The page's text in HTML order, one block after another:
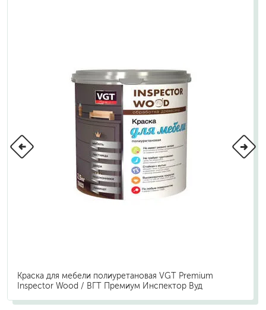
Краска для мебели полиуретановая VGT Premium
Inspector Wood / ВГТ Премиум Инспектор Вуд